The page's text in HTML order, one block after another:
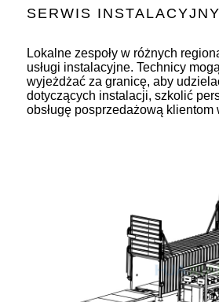
SERWIS INSTALACYJNY
Lokalne zespoły w różnych
usługi instalacyjne. Technicy
wyjeżdżać za granicę, aby
dotyczących instalacji, szkolić
obsługę posprzedażową klientom